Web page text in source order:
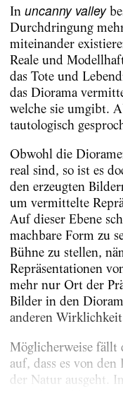
In uncanny valley
Durchdringung
miteinander
Reale und
das Tote und
das Diorama
welche sie umgibt.
tautologisch
Obwohl die
real sind, so ist es
den erzeugten
um vermittelte
Auf dieser Ebene
machbare Form zu
Bühne zu stellen,
Repräsentationen
mehr nur Ort der
Bilder in den
anderen
Möglicherweise fällt
auf, dass es von den
der Natur ausgeht.